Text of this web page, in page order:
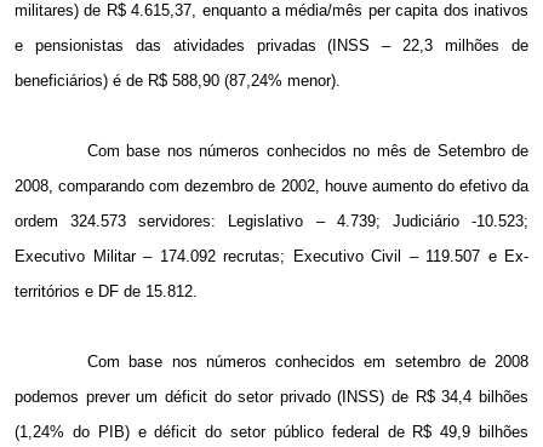
militares) de R$ 4.615,37, enquanto a média/mês per capita dos inativos
e pensionistas das atividades privadas (INSS – 22,3 milhões de
beneficiários) é de R$ 588,90 (87,24% menor).
Com base nos números conhecidos no mês de Setembro de
2008, comparando com dezembro de 2002, houve aumento do efetivo da
ordem 324.573 servidores: Legislativo – 4.739; Judiciário -10.523;
Executivo Militar – 174.092 recrutas; Executivo Civil – 119.507 e Ex-
territórios e DF de 15.812.
Com base nos números conhecidos em setembro de 2008
podemos prever um déficit do setor privado (INSS) de R$ 34,4 bilhões
(1,24% do PIB) e déficit do setor público federal de R$ 49,9 bilhões